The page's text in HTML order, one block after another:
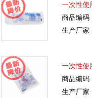
一次性使
商品编码
生产厂家
一次性使
商品编码
生产厂家